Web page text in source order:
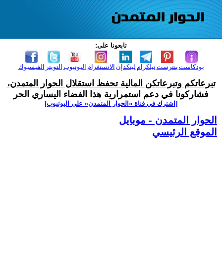
تابعونا على:
الفيسبوك التويتر اليوتيوب الانستغرام لينكدإن تيلكرامبنترست بودكاست
تبرعاتكم وتبرعاتكن المالية تحفظ استقلال الحوار المتمدن،
فشاركونا في دعم استمرارية هذا الفضاء اليساري الحر
[اشترك في قناة ‫«الحوار المتمدن» على اليوتيوب]
الحوار المتمدن - موبايل
الموقع الرئيسي